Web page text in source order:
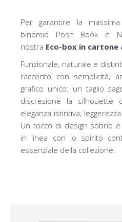
Per garantire la
binomio Posh Book e
nostra Eco-box in cartone
Funzionale, naturale e
racconto con semplicità,
grafico unico: un taglio
discrezione la silhouette
eleganza istintiva,
Un tocco di design sobrio
in linea con lo spirito
essenziale della collezione.